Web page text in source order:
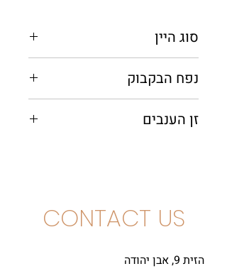
סוג היין
נפח הבקבוק
זן הענבים
CONTACT US
הזית 9, אבן יהודה